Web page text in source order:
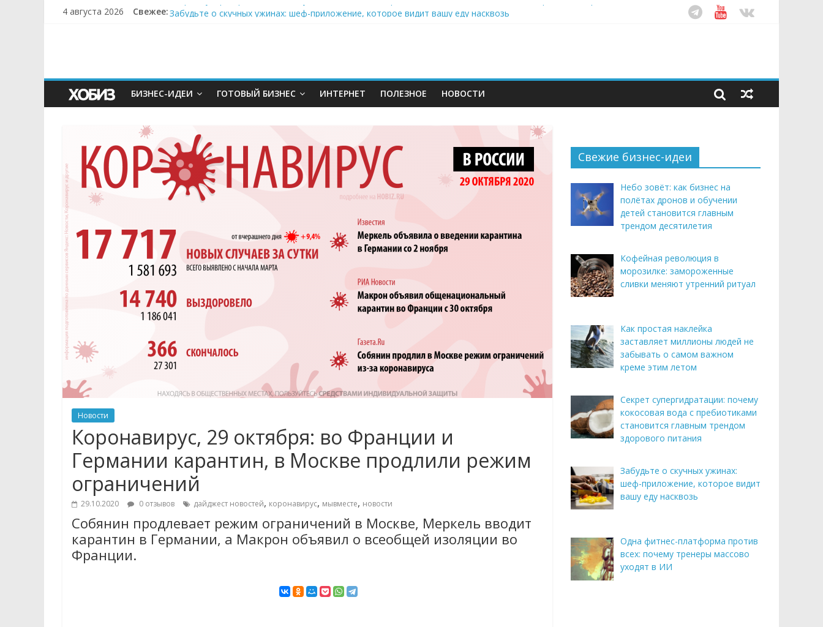
4 августа 2026 Свежее:Секрет супергидратации: почему кокосовая вода с пребиотиками становится главным трендом здорового питания
БИЗНЕС-ИДЕИ ГОТОВЫЙ БИЗНЕС ИНТЕРНЕТ ПОЛЕЗНОЕ НОВОСТИ
Новости
Коронавирус, 29 октября: во Франции и
Германии карантин, в Москве продлили режим
ограничений
29.10.2020 0 отзывов дайджест новостей, коронавирус, мывместе, новости
Собянин продлевает режим ограничений в Москве, Меркель вводит
карантин в Германии, а Макрон объявил о всеобщей изоляции во
Франции.
Свежие бизнес-идеи
Небо зовёт: как бизнес на
полётах дронов и обучении
детей становится главным
трендом десятилетия
Кофейная революция в
морозилке: замороженные
сливки меняют утренний ритуал
Как простая наклейка
заставляет миллионы людей не
забывать о самом важном
креме этим летом
Секрет супергидратации: почему
кокосовая вода с пребиотиками
становится главным трендом
здорового питания
Забудьте о скучных ужинах:
шеф-приложение, которое видит
вашу еду насквозь
Одна фитнес-платформа против
всех: почему тренеры массово
уходят в ИИ